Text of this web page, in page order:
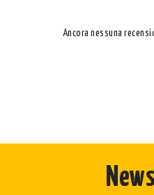
Ancora nessuna